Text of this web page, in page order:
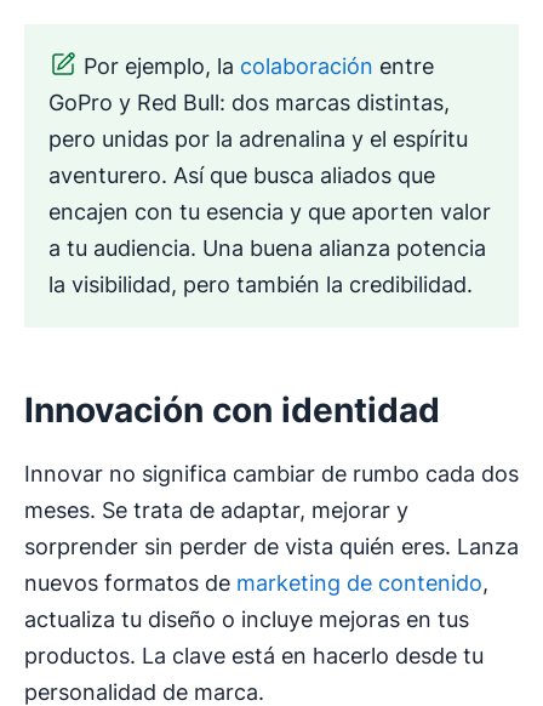
Por ejemplo, la colaboración entre
GoPro y Red Bull: dos marcas distintas,
pero unidas por la adrenalina y el espíritu
aventurero. Así que busca aliados que
encajen con tu esencia y que aporten valor
a tu audiencia. Una buena alianza potencia
la visibilidad, pero también la credibilidad.
Innovación con identidad
Innovar no significa cambiar de rumbo cada dos
meses. Se trata de adaptar, mejorar y
sorprender sin perder de vista quién eres. Lanza
nuevos formatos de marketing de contenido,
actualiza tu diseño o incluye mejoras en tus
productos. La clave está en hacerlo desde tu
personalidad de marca.